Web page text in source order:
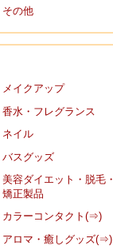
その他
メイクアップ
香水・フレグランス
ネイル
バスグッズ
美容ダイエット・脱毛・
矯正製品
カラーコンタクト(⇒)
アロマ・癒しグッズ(⇒)